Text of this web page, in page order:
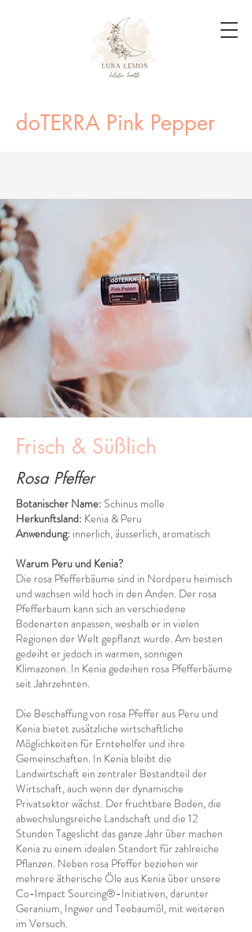
doTERRA Pink Pepper
Frisch & Süßlich
Rosa Pfeffer
Botanischer Name: Schinus molle
Herkunftsland: Kenia & Peru
Anwendung: innerlich, äusserlich, aromatisch
Warum Peru und Kenia?
Die rosa Pfefferbäume sind in Nordperu heimisch
und wachsen wild hoch in den Anden. Der rosa
Pfefferbaum kann sich an verschiedene
Bodenarten anpassen, weshalb er in vielen
Regionen der Welt gepflanzt wurde. Am besten
gedeiht er jedoch in warmen, sonnigen
Klimazonen. In Kenia gedeihen rosa Pfefferbäume
seit Jahrzehnten.
Die Beschaffung von rosa Pfeffer aus Peru und
Kenia bietet zusätzliche wirtschaftliche
Möglichkeiten für Erntehelfer und ihre
Gemeinschaften. In Kenia bleibt die
Landwirtschaft ein zentraler Bestandteil der
Wirtschaft, auch wenn der dynamische
Privatsektor wächst. Der fruchtbare Boden, die
abwechslungsreiche Landschaft und die 12
Stunden Tageslicht das ganze Jahr über machen
Kenia zu einem idealen Standort für zahlreiche
Pflanzen. Neben rosa Pfeffer beziehen wir
mehrere ätherische Öle aus Kenia über unsere
Co-Impact Sourcing®-Initiativen, darunter
Geranium, Ingwer und Teebaumöl, mit weiteren
im Versuch.